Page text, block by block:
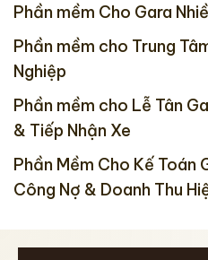
Phần mềm Cho Gara
Phần mềm cho Trung
Nghiệp
Phần mềm cho Lễ Tân
& Tiếp Nhận Xe
Phần Mềm Cho Kế Toán
Công Nợ & Doanh Thu